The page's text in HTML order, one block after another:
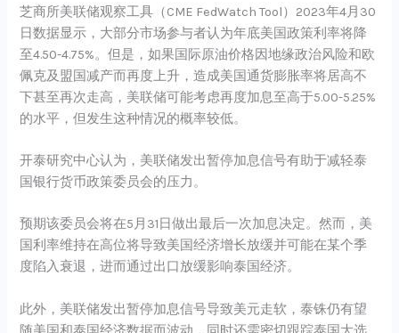
芝商所美联储观察工具（CME FedWatch Tool）2023年4月30
日数据显示，大部分市场参与者认为年底美国政策利率将降
至4.50-4.75%。但是，如果国际原油价格因地缘政治风险和欧
佩克及盟国减产而再度上升，造成美国通货膨胀率将居高不
下甚至再次走高，美联储可能考虑再度加息至高于5.00-5.25%
的水平，但发生这种情况的概率较低。
开泰研究中心认为，美联储发出暂停加息信号有助于减轻泰
国银行货币政策委员会的压力。
预期该委员会将在5月31日做出最后一次加息决定。然而，美
国利率维持在高位将导致美国经济增长放缓并可能在某个季
度陷入衰退，进而通过出口放缓影响泰国经济。
此外，美联储发出暂停加息信号导致美元走软，泰铢仍有望